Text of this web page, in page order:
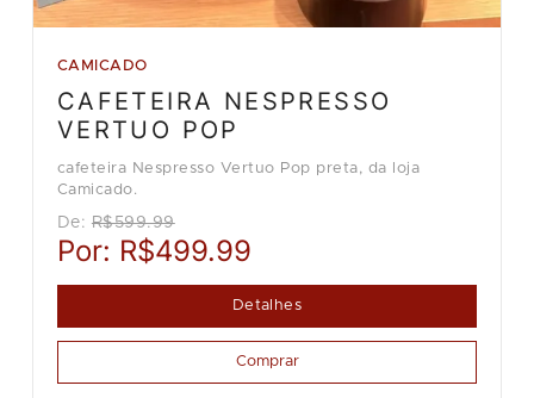
CAMICADO
CAFETEIRA NESPRESSO
VERTUO POP
cafeteira Nespresso Vertuo Pop preta, da loja
Camicado.
De: R$599.99
Por: R$499.99
Detalhes
Comprar